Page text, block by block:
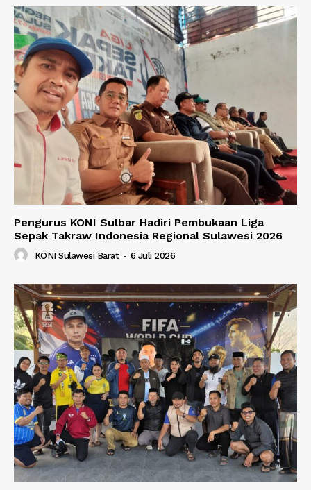
Pengurus KONI Sulbar Hadiri Pembukaan Liga
Sepak Takraw Indonesia Regional Sulawesi 2026
KONI Sulawesi Barat - 6 Juli 2026